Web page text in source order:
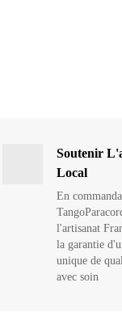
Soutenir
Local
En
l'artisanat
la garantie
unique de
avec soin